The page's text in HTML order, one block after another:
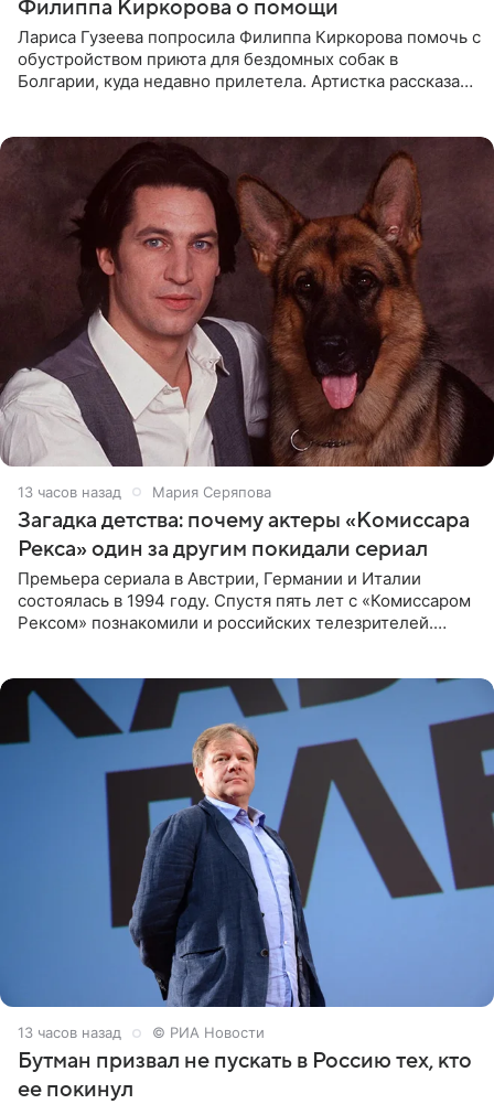
Филиппа Киркорова о помощи
Лариса Гузеева попросила Филиппа Киркорова помочь с
обустройством приюта для бездомных собак в
Болгарии, куда недавно прилетела. Артистка рассказала
13 часов назад Мария Серяпова
Загадка детства: почему актеры «Комиссара
Рекса» один за другим покидали сериал
Премьера сериала в Австрии, Германии и Италии
состоялась в 1994 году. Спустя пять лет с «Комиссаром
Рексом» познакомили и российских телезрителей.
13 часов назад © РИА Новости
Бутман призвал не пускать в Россию тех, кто
ее покинул